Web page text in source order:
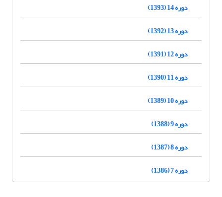
دوره 14 (1393)
دوره 13 (1392)
دوره 12 (1391)
دوره 11 (1390)
دوره 10 (1389)
دوره 9 (1388)
دوره 8 (1387)
دوره 7 (1386)